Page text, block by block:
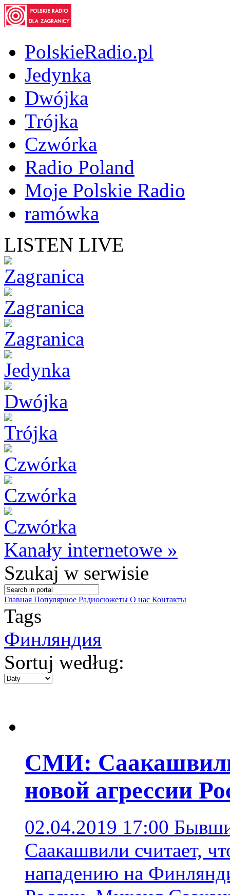
PolskieRadio.pl
Jedynka
Dwójka
Trójka
Czwórka
Radio Poland
Moje Polskie Radio
ramówka
LISTEN LIVE
Kanały internetowe »
Szukaj w serwisie
Главная Популярное Радиосюжеты О нас Контакты
Tags
Финляндия
Sortuj według:
СМИ:
новой агрессии
02.04.2019 17:00
Саакашвили считает,
нападению на